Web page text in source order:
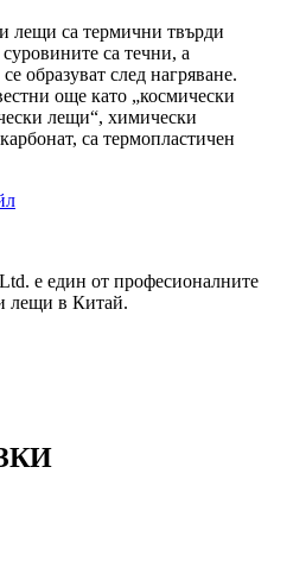
лещи са термични твърди
са течни, а
образуват след нагряване.
още като „космически
лещи“, химически
са термопластичен
е един от професионалните
лещи в Китай.